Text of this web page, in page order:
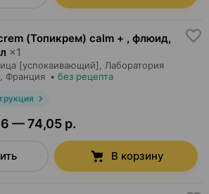
(Топикрем) calm + , флюид,
×1
[успокаивающий],
Лаборатория
, Франция • без рецепта
— 74,05 р.
В корзину